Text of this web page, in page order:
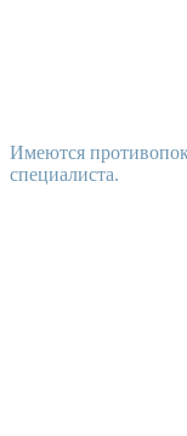
Имеются
специалиста.